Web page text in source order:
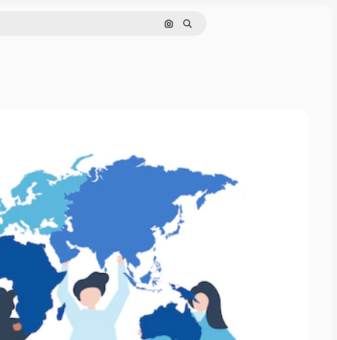
Поиск по изображению
Поиск